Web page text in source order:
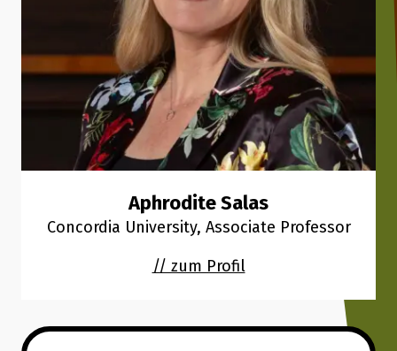
Aphrodite Salas
Concordia University, Associate Professor
// zum Profil